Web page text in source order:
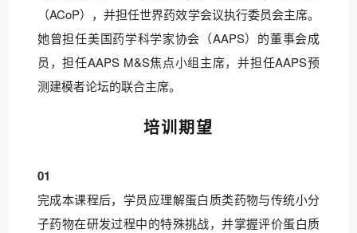
（ACoP），并担任世界药效学会议执行委员会主席。
她曾担任美国药学科学家协会（AAPS）的董事会成
员，担任AAPS M&S焦点小组主席，并担任AAPS预
测建模者论坛的联合主席。
培训期望
01
完成本课程后，学员应理解蛋白质类药物与传统小分
子药物在研发过程中的特殊挑战，并掌握评价蛋白质